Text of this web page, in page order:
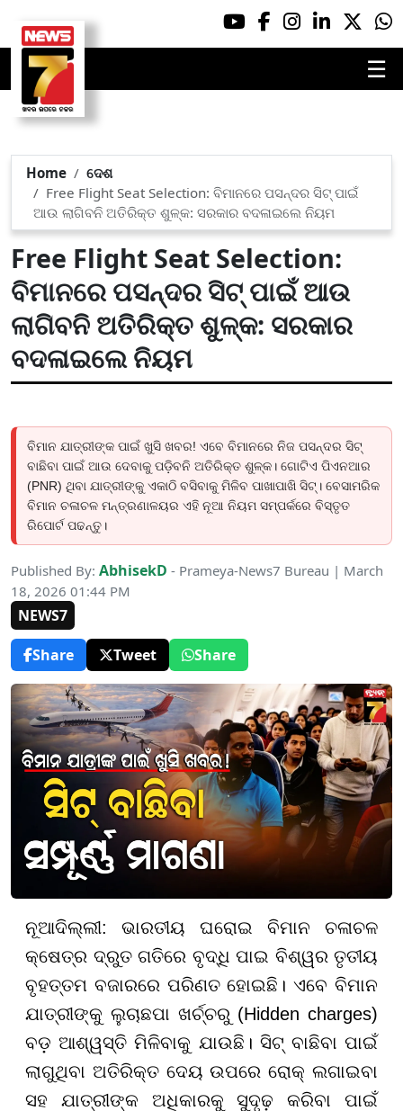
☰
Home
ଦେଶ
Free Flight Seat Selection: ବିମାନରେ ପସନ୍ଦର ସିଟ୍ ପାଇଁ
ଆଉ ଲାଗିବନି ଅତିରିକ୍ତ ଶୁଳ୍କ: ସରକାର ବଦଳାଇଲେ ନିୟମ
Free Flight Seat Selection:
ବିମାନରେ ପସନ୍ଦର ସିଟ୍ ପାଇଁ ଆଉ
ଲାଗିବନି ଅତିରିକ୍ତ ଶୁଳ୍କ: ସରକାର
ବଦଳାଇଲେ ନିୟମ
ବିମାନ ଯାତ୍ରୀଙ୍କ ପାଇଁ ଖୁସି ଖବର! ଏବେ ବିମାନରେ ନିଜ ପସନ୍ଦର ସିଟ୍
ବାଛିବା ପାଇଁ ଆଉ ଦେବାକୁ ପଡ଼ିବନି ଅତିରିକ୍ତ ଶୁଳ୍କ। ଗୋଟିଏ ପିଏନଆର
(PNR) ଥିବା ଯାତ୍ରୀଙ୍କୁ ଏକାଠି ବସିବାକୁ ମିଳିବ ପାଖାପାଖି ସିଟ୍। ବେସାମରିକ
ବିମାନ ଚଳାଚଳ ମନ୍ତ୍ରଣାଳୟର ଏହି ନୂଆ ନିୟମ ସମ୍ପର୍କରେ ବିସ୍ତୃତ
ରିପୋର୍ଟ ପଢନ୍ତୁ।
Published By: AbhisekD - Prameya-News7 Bureau | March
18, 2026 01:44 PM
NEWS7
Share
Tweet Share
ନୂଆଦିଲ୍ଲୀ: ଭାରତୀୟ ଘରୋଇ ବିମାନ ଚଳାଚଳ
କ୍ଷେତ୍ର ଦ୍ରୁତ ଗତିରେ ବୃଦ୍ଧି ପାଇ ବିଶ୍ୱର ତୃତୀୟ
ବୃହତ୍ତମ ବଜାରରେ ପରିଣତ ହୋଇଛି। ଏବେ ବିମାନ
ଯାତ୍ରୀଙ୍କୁ ଲୁଚାଛପା ଖର୍ଚ୍ଚରୁ (Hidden charges)
ବଡ଼ ଆଶ୍ୱସ୍ତି ମିଳିବାକୁ ଯାଉଛି। ସିଟ୍ ବାଛିବା ପାଇଁ
ଲାଗୁଥିବା ଅତିରିକ୍ତ ଦେୟ ଉପରେ ରୋକ୍ ଲଗାଇବା
ସହ ଯାତ୍ରୀଙ୍କ ଅଧିକାରକୁ ସୁଦୃଢ଼ କରିବା ପାଇଁ